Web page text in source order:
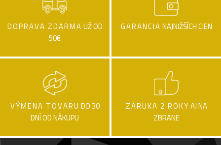
DOPRAVA ZDARMA UŽ OD
50€
GARANCIA NAJNIŽŠÍCH CIEN
VÝMENA TOVARU DO 30
DNÍ OD NÁKUPU
ZÁRUKA 2 ROKY AJ NA
ZBRANE